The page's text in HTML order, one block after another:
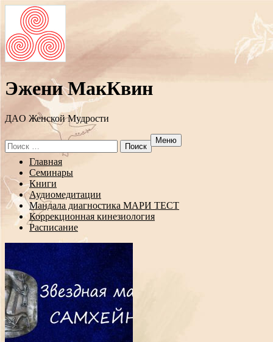
Эжени МакКвин
ДAO Женской Мудрости
Search
for:
Меню
Перейти
содержанию
Главная
Семинары
Книги
Аудиомедитации
Мандала диагностика МАРИ ТЕСТ
Коррекционная кинезиология
Расписание